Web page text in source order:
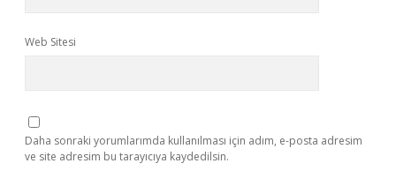
Web Sitesi
Daha sonraki yorumlarımda kullanılması için adım, e-posta adresim
ve site adresim bu tarayıcıya kaydedilsin.